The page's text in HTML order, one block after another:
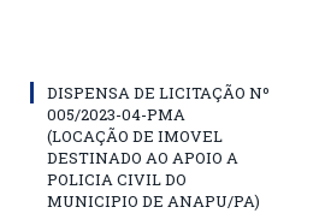
DISPENSA DE LICITAÇÃO Nº
005/2023-04-PMA
(LOCAÇÃO DE IMOVEL
DESTINADO AO APOIO A
POLICIA CIVIL DO
MUNICIPIO DE ANAPU/PA)